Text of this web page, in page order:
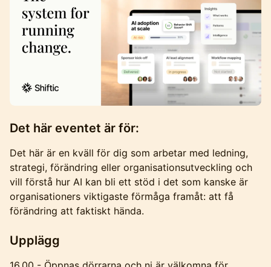
Det här eventet är för:
Det här är en kväll för dig som arbetar med ledning,
strategi, förändring eller organisationsutveckling och
vill förstå hur AI kan bli ett stöd i det som kanske är
organisationers viktigaste förmåga framåt: att få
förändring att faktiskt hända.
Upplägg